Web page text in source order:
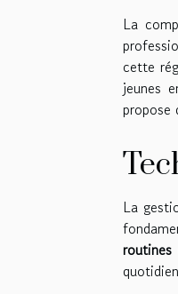
La
cette
jeunes
propose
La
routines